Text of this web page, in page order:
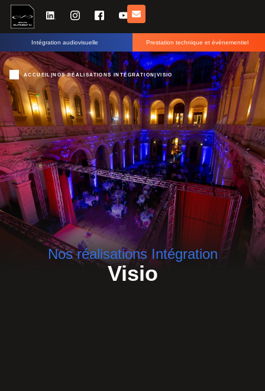
Intégration audiovisuelle Prestation technique et événementiel
ACCUEIL |NOS RÉALISATIONS INTÉGRATION VISIO
Nos réalisations Intégration
Visio